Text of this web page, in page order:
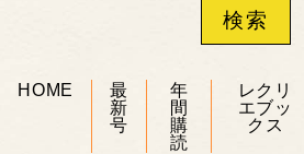
HOME
最
新
号
年
間
購
読
レクリ
エブッ
クス